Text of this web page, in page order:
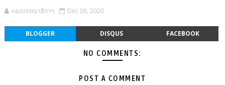
กองบรรณาธิการ Dec 06, 2020
BLOGGER DISQUS FACEBOOK
NO COMMENTS:
POST A COMMENT